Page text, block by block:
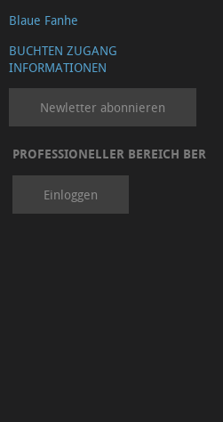
Blaue Fanhe
BUCHTEN ZUGANG
INFORMATIONEN
Newletter abonnieren
PROFESSIONELLER BEREICH BER
Einloggen